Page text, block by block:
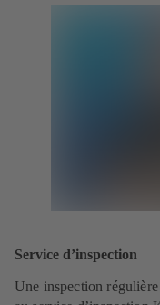
Service d’inspection
Une inspection